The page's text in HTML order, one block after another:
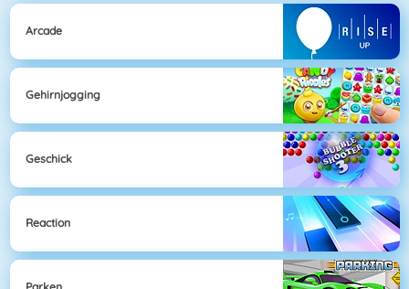
Arcade
Gehirnjogging
Geschick
Reaction